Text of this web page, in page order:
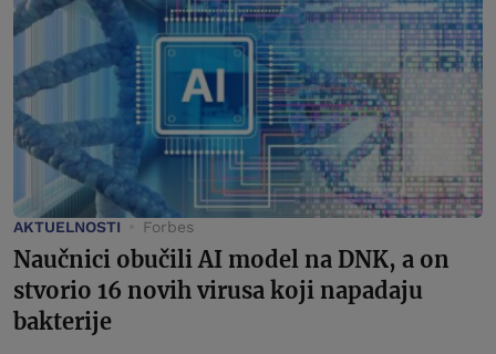
AKTUELNOSTI Forbes
Naučnici obučili AI model na DNK, a on
stvorio 16 novih virusa koji napadaju
bakterije